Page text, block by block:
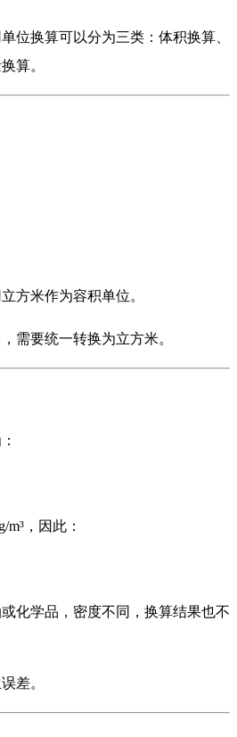
位换算可以分为三类：体积换算、
算。
方米作为容积单位。
需要统一转换为立方米。
，因此：
化学品，密度不同，换算结果也不
差。